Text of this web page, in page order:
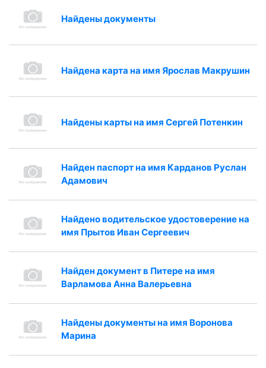
Найдены документы
Найдена карта на имя Ярослав Макрушин
Найдены карты на имя Сергей Потенкин
Найден паспорт на имя Карданов Руслан
Адамович
Найдено водительское удостоверение на
имя Прытов Иван Сергеевич
Найден документ в Питере на имя
Варламова Анна Валерьевна
Найдены документы на имя Воронова
Марина